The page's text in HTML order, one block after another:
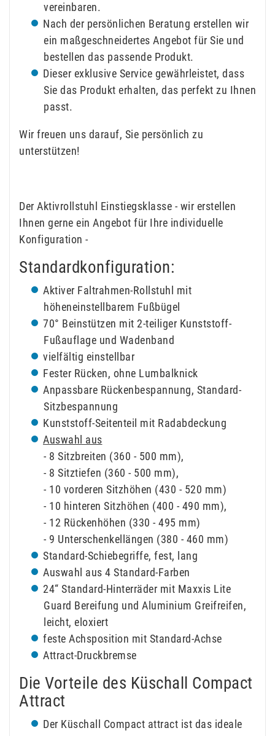
vereinbaren.
Nach der persönlichen Beratung erstellen wir
ein maßgeschneidertes Angebot für Sie und
bestellen das passende Produkt.
Dieser exklusive Service gewährleistet, dass
Sie das Produkt erhalten, das perfekt zu Ihnen
passt.
Wir freuen uns darauf, Sie persönlich zu
unterstützen!
Der Aktivrollstuhl Einstiegsklasse - wir erstellen
Ihnen gerne ein Angebot für Ihre individuelle
Konfiguration -
Standardkonfiguration:
Aktiver Faltrahmen-Rollstuhl mit
höheneinstellbarem Fußbügel
70° Beinstützen mit 2-teiliger Kunststoff-
Fußauflage und Wadenband
vielfältig einstellbar
Fester Rücken, ohne Lumbalknick
Anpassbare Rückenbespannung, Standard-
Sitzbespannung
Kunststoff-Seitenteil mit Radabdeckung
Auswahl aus
- 8 Sitzbreiten (360 - 500 mm),
- 8 Sitztiefen (360 - 500 mm),
- 10 vorderen Sitzhöhen (430 - 520 mm)
- 10 hinteren Sitzhöhen (400 - 490 mm),
- 12 Rückenhöhen (330 - 495 mm)
- 9 Unterschenkellängen (380 - 460 mm)
Standard-Schiebegriffe, fest, lang
Auswahl aus 4 Standard-Farben
24“ Standard-Hinterräder mit Maxxis Lite
Guard Bereifung und Aluminium Greifreifen,
leicht, eloxiert
feste Achsposition mit Standard-Achse
Attract-Druckbremse
Die Vorteile des Küschall Compact
Attract
Der Küschall Compact attract ist das ideale